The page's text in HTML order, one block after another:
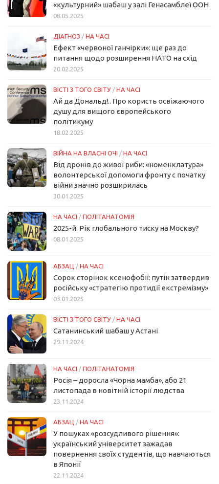
«культурний» шабаш у залі Генасамблеї ООН
08.05.2025
ДІАГНОЗ / НА ЧАСІ
Ефект «червоної ганчірки»: ще раз до
питання щодо розширення НАТО на схід
20.02.2025
ВІСТІ З ТОГО СВІТУ / НА ЧАСІ
Ай да Дональд!.. Про користь освіжаючого
душу для вищого європейського
політикуму
18.02.2025
ВІЙНА НА ВЛАСНІ ОЧІ / НА ЧАСІ
Від дронів до живої риби: «номенклатура»
волонтерської допомоги фронту с початку
війни значно розширилась
30.01.2025
НА ЧАСІ / ПОЛІТАНАТОМІЯ
2025-й. Рік глобального тиску на Москву?
08.01.2025
АБЗАЦ / НА ЧАСІ
Сорок сторінок ксенофобії: путін затвердив
російську «стратегію протидії екстремізму»
03.01.2025
ВІСТІ З ТОГО СВІТУ / НА ЧАСІ
Сатанинський шабаш у Астані
29.11.2024
НА ЧАСІ / ПОЛІТАНАТОМІЯ
Росія – доросла «Чорна мамба», або 21
листопада в новітній історії людства
23.11.2024
АБЗАЦ / НА ЧАСІ
У пошуках «розсудливого рішення»:
український університет зажадав
повернення своїх студентів, що навчаються
в Японії
22.11.2024